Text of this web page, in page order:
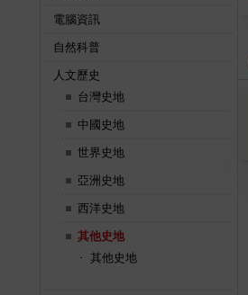
電腦資訊
自然科普
人文歷史
台灣史地
中國史地
世界史地
亞洲史地
西洋史地
其他史地
其他史地